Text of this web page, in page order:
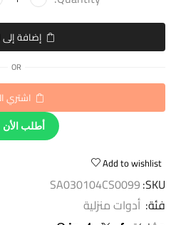
إضافة
OR
اشتري
أطلب الأن
Add to wishlist
SKU:
SA030104CS0099
فئة: أدوات منزلية